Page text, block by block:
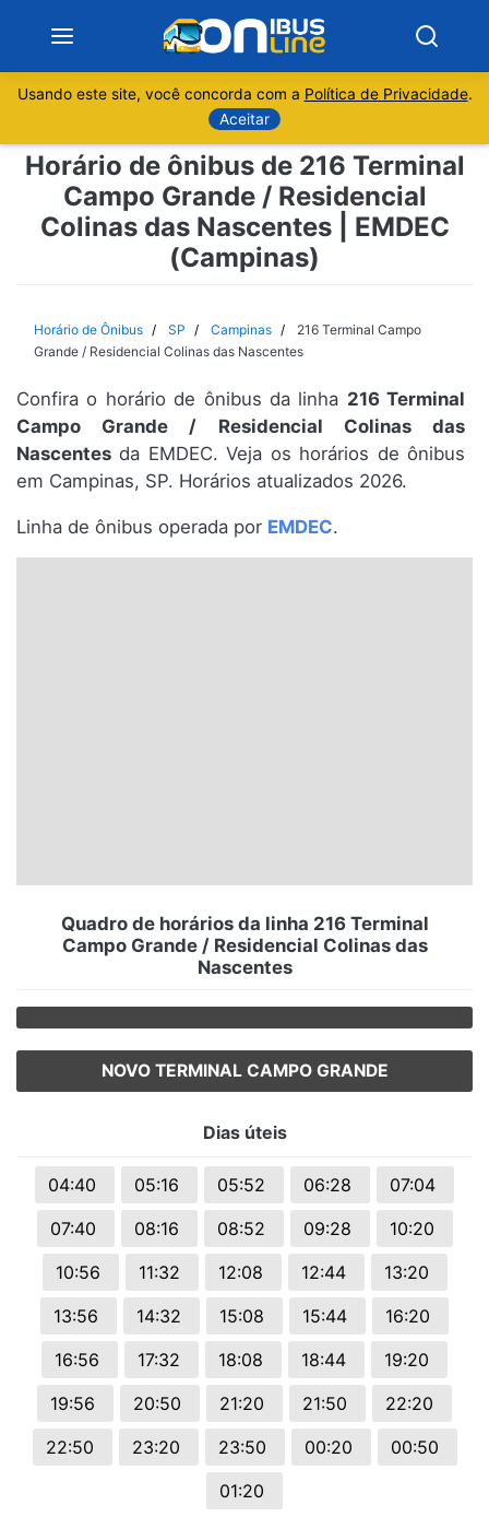
Sobre
Minas Gerais
Rio de Janeiro
Espírito Santo
Paraná
Usando este site, você concorda com a Política de Privacidade.
Aceitar
Horário de ônibus de 216 Terminal
Campo Grande / Residencial
Colinas das Nascentes | EMDEC
(Campinas)
Horário de Ônibus SP Campinas
216 Terminal Campo
Grande / Residencial Colinas das Nascentes
Confira o horário de ônibus da linha 216 Terminal
Campo Grande / Residencial Colinas das
Nascentes da EMDEC. Veja os horários de ônibus
em Campinas, SP. Horários atualizados 2026.
Linha de ônibus operada por EMDEC.
Quadro de horários da linha 216 Terminal
Campo Grande / Residencial Colinas das
Nascentes
NOVO TERMINAL CAMPO GRANDE
Dias úteis
04:40 05:16 05:52 06:28
07:04
07:40
08:16 08:52 09:28
10:20
10:56
11:32 12:08 12:44
13:20
13:56
14:32 15:08 15:44
16:20
16:56
17:32 18:08 18:44
19:20
19:56
20:50 21:20 21:50
22:20
22:50
23:20 23:50 00:20
00:50
01:20